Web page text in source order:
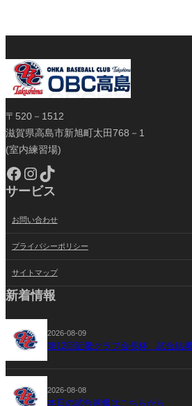
〒520－1512
滋賀県高島市新旭町太田768－1
(室内練習場)
Facebook Instagram TikTok
サービス
お問い合わせ
プライバシーポリシー
サイトマップ
新着情報
2026-08-09
第12回近畿クラブ会長杯 試合結果
2026-08-08
本日の試合速報はこちらから